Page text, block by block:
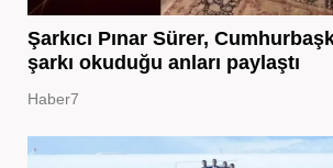
Şarkıcı Pınar Sürer,
şarkı okuduğu anları paylaştı
Haber7